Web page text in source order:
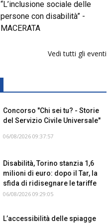
“L’inclusione sociale delle
persone con disabilità” -
MACERATA
Vedi tutti gli eventi
Concorso "Chi sei tu? - Storie
del Servizio Civile Universale"
06/08/2026 09:37:57
Disabilità, Torino stanzia 1,6
milioni di euro: dopo il Tar, la
sfida di ridisegnare le tariffe
06/08/2026 09:29:05
L’accessibilità delle spiagge